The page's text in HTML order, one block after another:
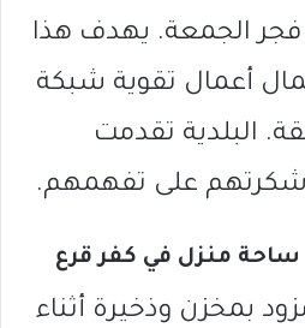
22:00 حتى فجر الجمعة. يهدف هذا
أعمال تقوية شبكة
البلدية تقدمت
وشكرتهم على تفهمهم.
ساحة منزل في كفر قرع
بمخزن وذخيرة أثناء